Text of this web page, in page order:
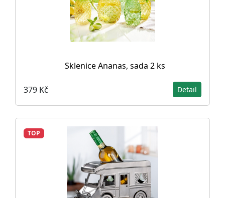
Sklenice Ananas, sada 2 ks
379 Kč Detail
TOP